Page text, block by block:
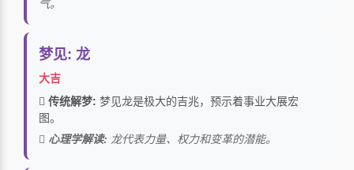
气。
梦见: 龙
大吉
传统解梦: 梦见龙是极大的吉兆，预示着事业大展宏
图。
心理学解读: 龙代表力量、权力和变革的潜能。